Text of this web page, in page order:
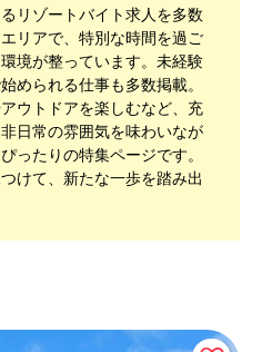
リゾートバイト求人を多数
リアで、特別な時間を過ご
境が整っています。未経験
められる仕事も多数掲載。
ウトドアを楽しむなど、充
日常の雰囲気を味わいなが
ったりの特集ページです。
けて、新たな一歩を踏み出